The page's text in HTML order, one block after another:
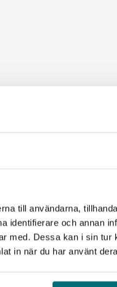
till användarna,
identifierare och annan
med. Dessa kan i sin tur
in när du har använt